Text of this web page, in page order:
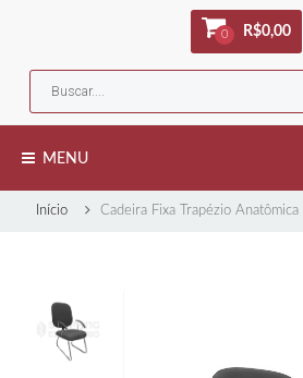
0 R$0,00
MENU
Início Cadeira Fixa Trapézio